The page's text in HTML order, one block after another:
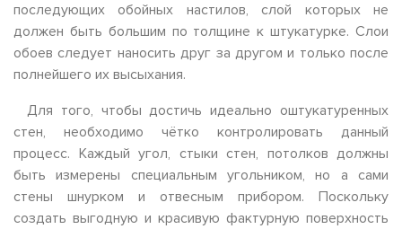
последующих обойных настилов, слой которых не
должен быть большим по толщине к штукатурке. Слои
обоев следует наносить друг за другом и только после
полнейшего их высыхания.
Для того, чтобы достичь идеально оштукатуренных
стен, необходимо чётко контролировать данный
процесс. Каждый угол, стыки стен, потолков должны
быть измерены специальным угольником, но а сами
стены шнурком и отвесным прибором. Поскольку
создать выгодную и красивую фактурную поверхность